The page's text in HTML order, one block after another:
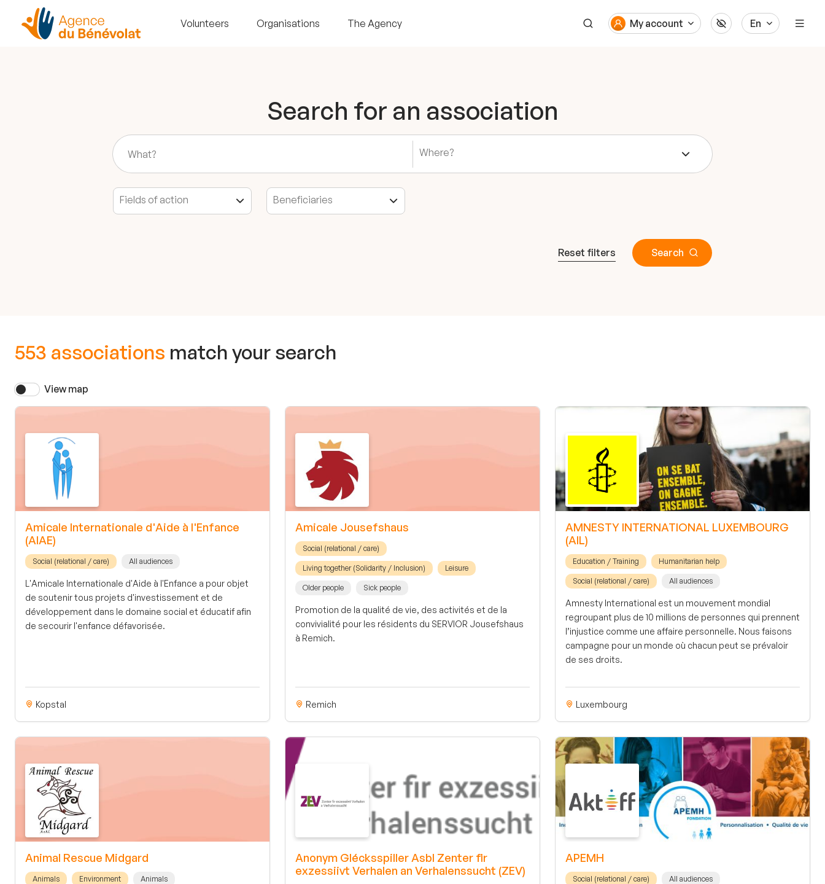
Volunteers Organisations The Agency My account En
Search for an association
Reset filters Search
553 associations match your search
View map
Amicale Internationale d'Aide à l'Enfance
(AIAE)
Social (relational / care) All audiences
L'Amicale Internationale d'Aide à l'Enfance a pour objet
de soutenir tous projets d'investissement et de
développement dans le domaine social et éducatif afin
de secourir l'enfance défavorisée.
Kopstal
Amicale Jousefshaus
Social (relational / care)
Living together (Solidarity / Inclusion) Leisure
Older people Sick people
Promotion de la qualité de vie, des activités et de la
convivialité pour les résidents du SERVIOR Jousefshaus
à Remich.
Remich
AMNESTY INTERNATIONAL LUXEMBOURG
(AIL)
Education / Training Humanitarian help
Social (relational / care) All audiences
Amnesty International est un mouvement mondial
regroupant plus de 10 millions de personnes qui prennent
l’injustice comme une affaire personnelle. Nous faisons
campagne pour un monde où chacun peut se prévaloir
de ses droits.
Luxembourg
Animal Rescue Midgard
Animals Environment Animals
Anonym Glécksspiller Asbl Zenter fir
exzessiivt Verhalen an Verhalenssucht (ZEV)
APEMH
Social (relational / care) All audiences